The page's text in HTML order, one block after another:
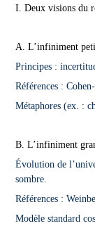
I. Deux visions du
A. L’infiniment
Principes :
Références :
Métaphores (ex. :
B. L’infiniment
Évolution de
sombre.
Références :
Modèle standard